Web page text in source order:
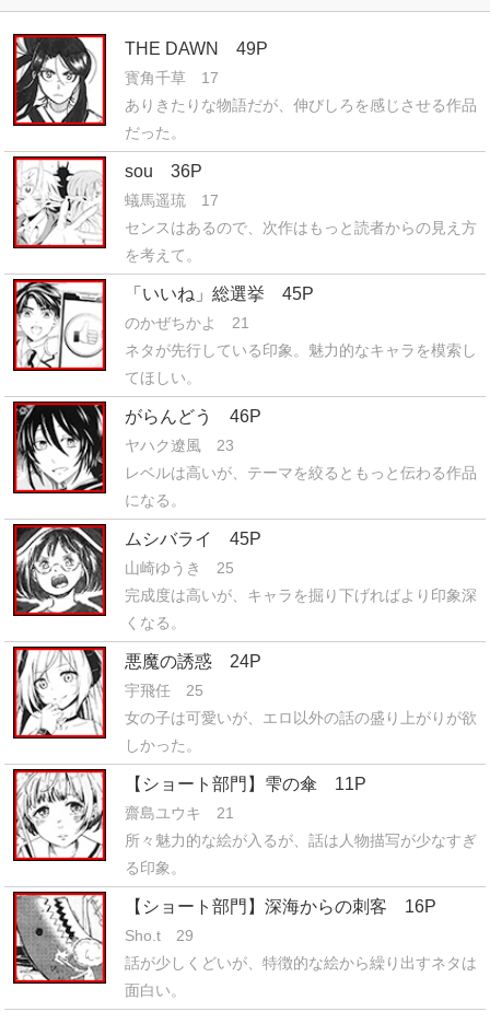
THE DAWN 49P
寳角千草 17
ありきたりな物語だが、伸びしろを感じさせる作品
だった。
sou 36P
蟻馬遥琉 17
センスはあるので、次作はもっと読者からの見え方
を考えて。
「いいね」総選挙 45P
のかぜちかよ 21
ネタが先行している印象。魅力的なキャラを模索し
てほしい。
がらんどう 46P
ヤハク遼風 23
レベルは高いが、テーマを絞るともっと伝わる作品
になる。
ムシバライ 45P
山崎ゆうき 25
完成度は高いが、キャラを掘り下げればより印象深
くなる。
悪魔の誘惑 24P
宇飛任 25
女の子は可愛いが、エロ以外の話の盛り上がりが欲
しかった。
【ショート部門】雫の傘 11P
齋島ユウキ 21
所々魅力的な絵が入るが、話は人物描写が少なすぎ
る印象。
【ショート部門】深海からの刺客 16P
Sho.t 29
話が少しくどいが、特徴的な絵から繰り出すネタは
面白い。